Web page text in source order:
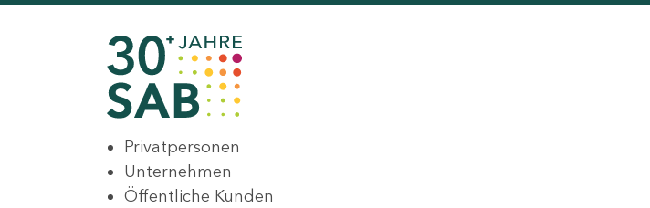
Privatpersonen
Unternehmen
Öffentliche Kunden